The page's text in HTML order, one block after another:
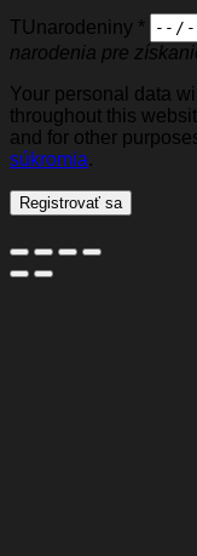
TUnarodeniny *
narodenia pre
Your personal data
throughout this
and for other
súkromia.
Registrovať sa